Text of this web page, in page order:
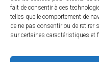
fait de consentir à ces
telles que le comportement de
de ne pas consentir ou de retirer
sur certaines caractéristiques et
à votre profil
(option à valider
par le